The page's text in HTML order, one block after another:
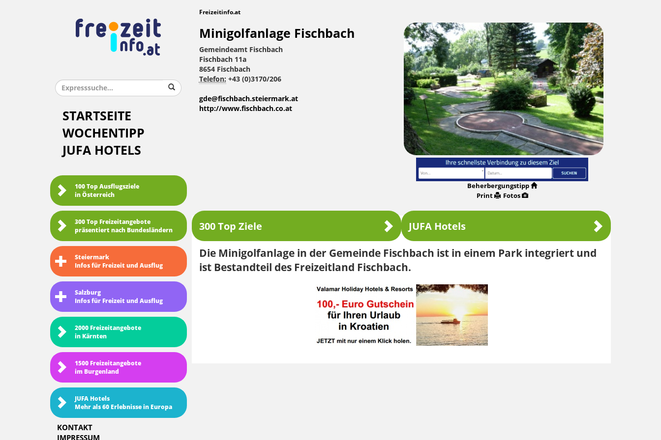
STARTSEITE
WOCHENTIPP
JUFA HOTELS
100 Top Ausflugsziele
in Österreich
300 Top Freizeitangebote
präsentiert nach Bundesländern
Steiermark
Infos für Freizeit und Ausflug
Salzburg
Infos für Freizeit und Ausflug
2000 Freizeitangebote
in Kärnten
1500 Freizeitangebote
im Burgenland
JUFA Hotels
Mehr als 60 Erlebnisse in Europa
KONTAKT
IMPRESSUM
Freizeitinfo.at
Minigolfanlage Fischbach
Gemeindeamt Fischbach
Fischbach 11a
8654 Fischbach
Telefon: +43 (0)3170/206
gde@fischbach.steiermark.at
http://www.fischbach.co.at
Beherbergungstipp
Print
Fotos
300 Top Ziele JUFA Hotels
Die Minigolfanlage in der Gemeinde Fischbach ist in einem Park integriert und
ist Bestandteil des Freizeitland Fischbach.